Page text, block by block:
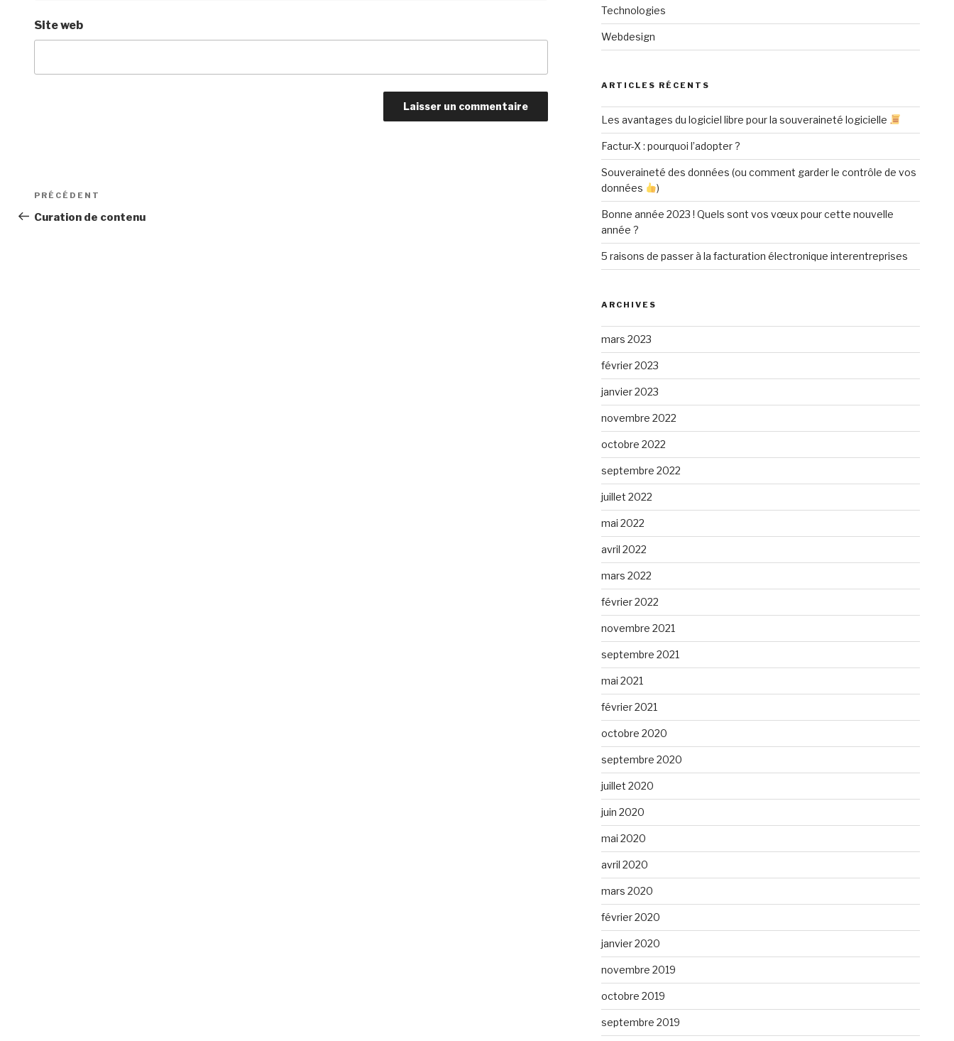
Site web
Navigation
de
Article
précédent
PRÉCÉDENT
Curation de contenu
Technologies
Webdesign
ARTICLES RÉCENTS
Les avantages du logiciel libre pour la souveraineté logicielle
Factur-X : pourquoi l’adopter ?
Souveraineté des données (ou comment garder le contrôle de vos
données
)
Bonne année 2023 ! Quels sont vos vœux pour cette nouvelle
année ?
5 raisons de passer à la facturation électronique interentreprises
ARCHIVES
mars 2023
février 2023
janvier 2023
novembre 2022
octobre 2022
septembre 2022
juillet 2022
mai 2022
avril 2022
mars 2022
février 2022
novembre 2021
septembre 2021
mai 2021
février 2021
octobre 2020
septembre 2020
juillet 2020
juin 2020
mai 2020
avril 2020
mars 2020
février 2020
janvier 2020
novembre 2019
octobre 2019
septembre 2019